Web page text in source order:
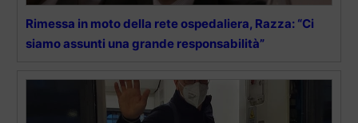
Rimessa in moto della rete ospedaliera, Razza: “Ci
siamo assunti una grande responsabilità”